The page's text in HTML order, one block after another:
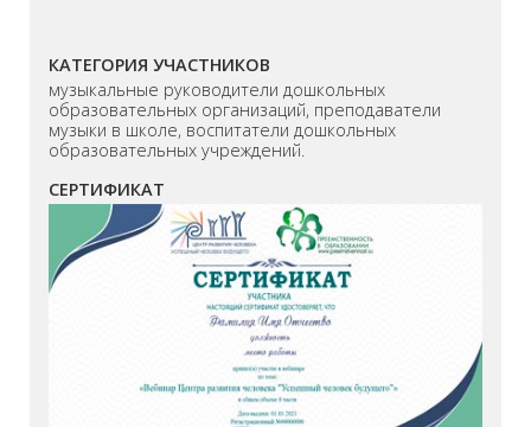
КАТЕГОРИЯ УЧАСТНИКОВ
музыкальные руководители дошкольных
образовательных организаций, преподаватели
музыки в школе, воспитатели дошкольных
образовательных учреждений.
СЕРТИФИКАТ